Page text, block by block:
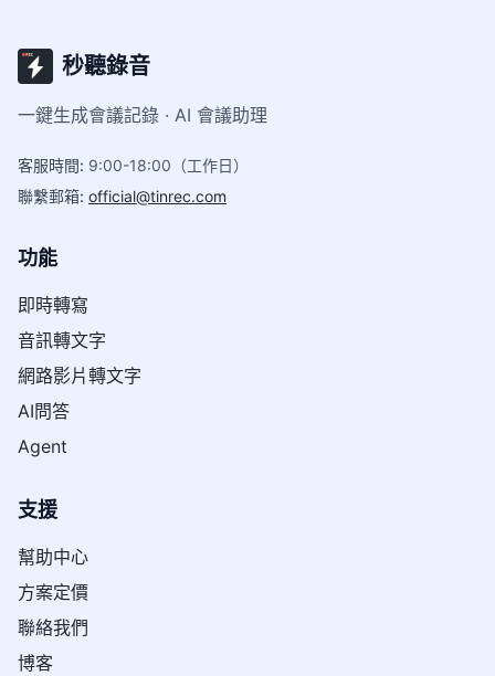
秒聽錄音
一鍵生成會議記錄 · AI 會議助理
客服時間: 9:00-18:00（工作日）
聯繫郵箱: official@tinrec.com
功能
即時轉寫
音訊轉文字
網路影片轉文字
AI問答
Agent
支援
幫助中心
方案定價
聯絡我們
博客